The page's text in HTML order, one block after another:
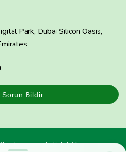
Park, Dubai Silicon Oasis,
Sorun Bildir
- Tavsiyemiz'e Kulak Ver